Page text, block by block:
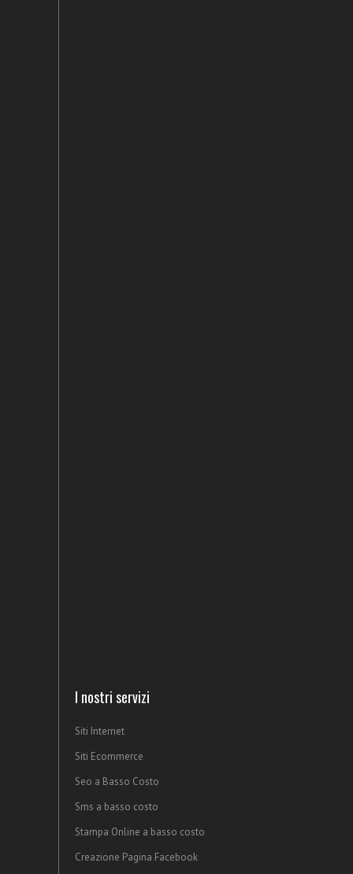
I nostri servizi
Siti Internet
Siti Ecommerce
Seo a Basso Costo
Sms a basso costo
Stampa Online a basso costo
Creazione Pagina Facebook